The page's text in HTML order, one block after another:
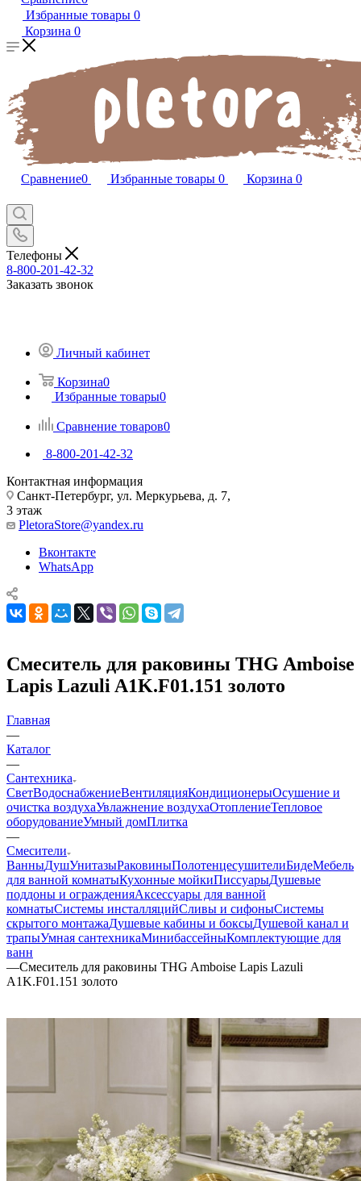
Избранные товары 0
Корзина 0
Сравнение0 Избранные товары 0 Корзина 0
Телефоны
8-800-201-42-32
Заказать звонок
Личный кабинет
Корзина0
Избранные товары0
Сравнение товаров0
8-800-201-42-32
Контактная информация
Санкт-Петербург, ул. Меркурьева, д. 7,
3 этаж
PletoraStore@yandex.ru
Вконтакте
WhatsApp
Смеситель для раковины THG Amboise
Lapis Lazuli A1K.F01.151 золото
Главная
—
Каталог
—
Сантехника
СветВодоснабжениеВентиляцияКондиционерыОсушение и
очистка воздухаУвлажнение воздухаОтоплениеТепловое
оборудованиеУмный домПлитка
—
Смесители
ВанныДушУнитазыРаковиныПолотенцесушителиБидеМебель
для ванной комнатыКухонные мойкиПиссуарыДушевые
поддоны и огражденияАксессуары для ванной
комнатыСистемы инсталляцийСливы и сифоныСистемы
скрытого монтажаДушевые кабины и боксыДушевой канал и
трапыУмная сантехникаМинибассейныКомплектующие для
ванн
—Смеситель для раковины THG Amboise Lapis Lazuli
A1K.F01.151 золото